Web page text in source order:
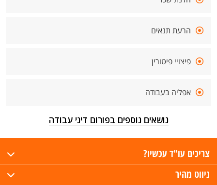
הרעת תנאים
פיצויי פיטורין
אפליה בעבודה
נושאים נוספים בפורום דיני עבודה
צריכים עו"ד עכשיו?
ניווט מהיר